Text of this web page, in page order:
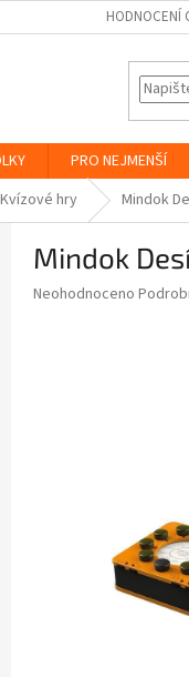
HODNOCENÍ
PRO NEJMENŠÍ
Kvízové hry Mindok
Mindok
Průměrné
Neohodnoceno